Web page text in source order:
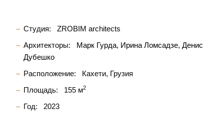
Студия:
ZROBIM architects
Архитекторы:
Марк Гурда Ирина Ломсадзе Денис
Дубешко
Расположение:
Кахети, Грузия
Площадь:
155 м2
Год:
2023